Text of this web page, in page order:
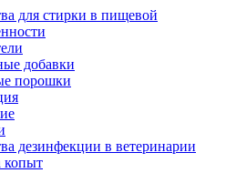
для стирки в пищевой
добавки
порошки
дезинфекции в ветеринарии
копыт